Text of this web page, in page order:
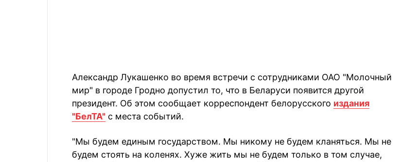
Александр Лукашенко во время встречи с сотрудниками ОАО "Молочный
мир" в городе Гродно допустил то, что в Беларуси появится другой
президент. Об этом сообщает корреспондент белорусского издания
"БелТА" с места событий.
"Мы будем единым государством. Мы никому не будем кланяться. Мы не
будем стоять на коленях. Хуже жить мы не будем только в том случае,